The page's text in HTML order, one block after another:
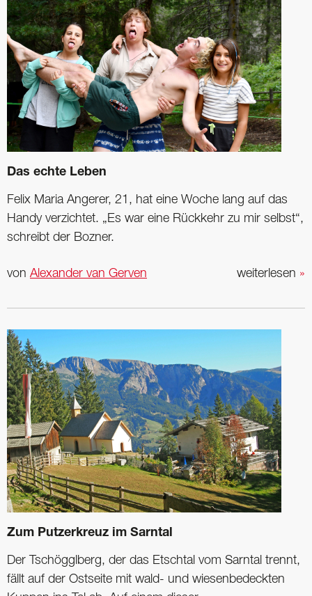
Das echte Leben
Felix Maria Angerer, 21, hat eine Woche lang auf das
Handy verzichtet. „Es war eine Rückkehr zu mir selbst“,
schreibt der Bozner.
weiterlesen »
von Alexander van Gerven
Zum Putzerkreuz im Sarntal
Der Tschögglberg, der das Etschtal vom Sarntal trennt,
fällt auf der Ostseite mit wald- und wiesenbedeckten